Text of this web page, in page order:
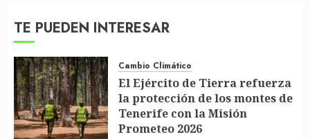
TE PUEDEN INTERESAR
Cambio Climático
El Ejército de Tierra refuerza
la protección de los montes de
Tenerife con la Misión
Prometeo 2026